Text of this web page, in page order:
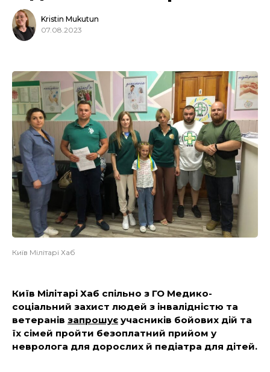
Kristin Mukutun
07.08.2023
Київ Мілітарі Хаб
Київ Мілітарі Хаб спільно з ГО Медико-
соціальний захист людей з інвалідністю та
ветеранів запрошує учасників бойових дій та
їх сімей пройти безоплатний прийом у
невролога для дорослих й педіатра для дітей.